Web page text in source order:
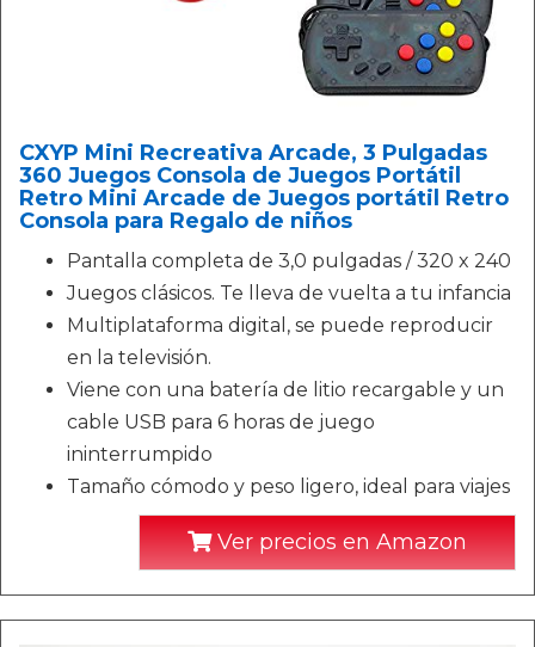
CXYP Mini Recreativa Arcade, 3 Pulgadas
360 Juegos Consola de Juegos Portátil
Retro Mini Arcade de Juegos portátil Retro
Consola para Regalo de niños
Pantalla completa de 3,0 pulgadas / 320 x 240
Juegos clásicos. Te lleva de vuelta a tu infancia
Multiplataforma digital, se puede reproducir
en la televisión.
Viene con una batería de litio recargable y un
cable USB para 6 horas de juego
ininterrumpido
Tamaño cómodo y peso ligero, ideal para viajes
Ver precios en Amazon